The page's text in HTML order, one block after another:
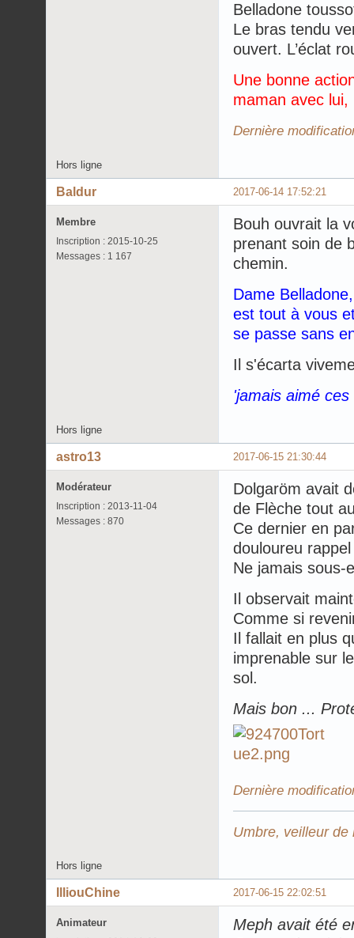
Belladone
Le bras tendu
ouvert. L’éclat
Une bonne
maman avec lui,
Dernière
Hors ligne
2017-06-14 17:52:21
Baldur
Membre
Inscription : 2015-10-25
Messages : 1 167
Bouh ouvrait la
prenant soin de
chemin.
Dame
est tout à vous
se passe sans
Il s'écarta
'jamais aimé
Hors ligne
2017-06-15 21:30:44
astro13
Modérateur
Inscription : 2013-11-04
Messages : 870
Dolgaröm avait
de Flèche tout
Ce dernier en
douloureu
Ne jamais sous-
Il observait
Comme si
Il fallait en plus
imprenable sur
sol.
Mais bon ...
Dernière
Umbre, veilleur
Hors ligne
2017-06-15 22:02:51
IlliouChine
Animateur
Meph avait été